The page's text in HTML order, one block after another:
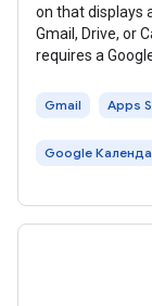
on that displays
Gmail, Drive, or
requires a
Gmail Apps
Google